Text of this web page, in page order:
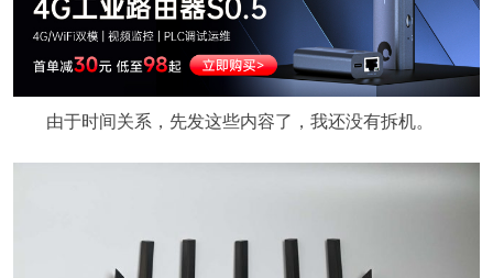
由于时间关系，先发这些内容了，我还没有拆机。